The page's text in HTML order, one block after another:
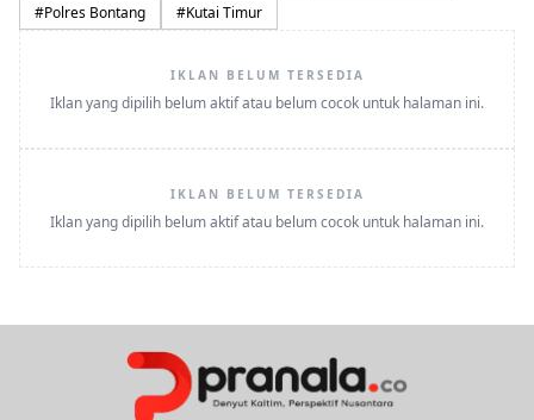
#Polres Bontang #Kutai Timur
IKLAN BELUM TERSEDIA
Iklan yang dipilih belum aktif atau belum cocok untuk halaman ini.
IKLAN BELUM TERSEDIA
Iklan yang dipilih belum aktif atau belum cocok untuk halaman ini.